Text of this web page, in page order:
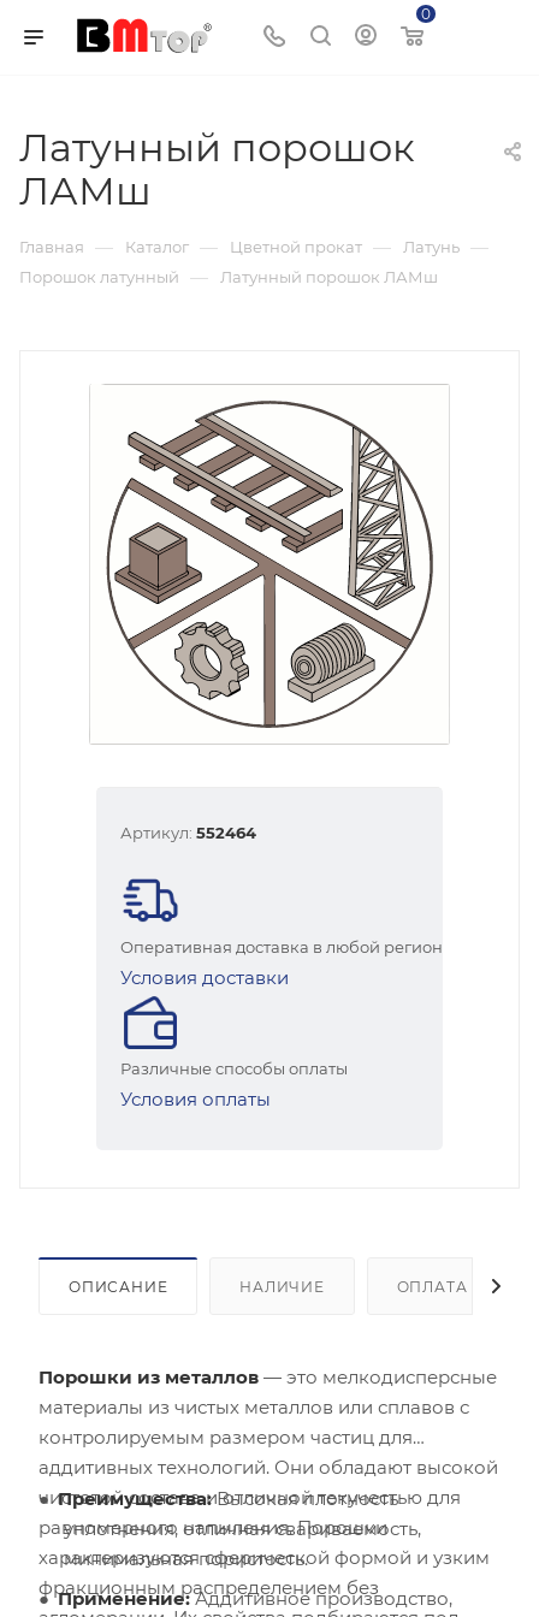
0
Латунный порошок
ЛАМш
Главная — Каталог — Цветной прокат — Латунь —
Порошок латунный — Латунный порошок ЛАМш
Артикул: 552464
Оперативная доставка в любой регион
Условия доставки
Различные способы оплаты
Условия оплаты
ОПИСАНИЕ НАЛИЧИЕ ОПЛАТА
Порошки из металлов — это мелкодисперсные
материалы из чистых металлов или сплавов с
контролируемым размером частиц для
аддитивных технологий. Они обладают высокой
чистотой состава и отличной текучестью для
равномерного напыления. Порошки
характеризуются сферической формой и узким
фракционным распределением без
Преимущества:Высокая плотность
уплотнения, отличная свариваемость,
минимальная пористость.
Применение:Аддитивное производство,